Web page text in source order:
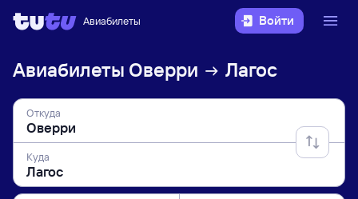
Авиабилеты Войти
Авиабилеты Оверри Лагос
Откуда
Куда